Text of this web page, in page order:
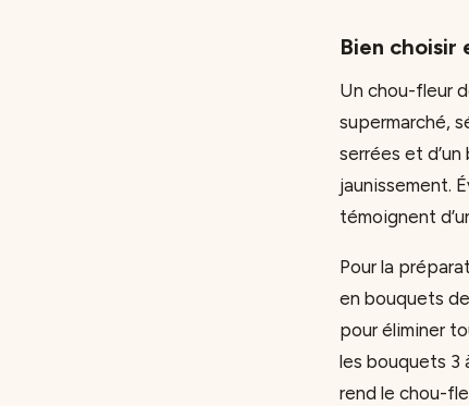
Bien choisir
Un chou-fleur
supermarché,
serrées et
jaunissement.
témoignent
Pour la
en bouquets
pour éliminer
les bouquets 3
rend le chou-